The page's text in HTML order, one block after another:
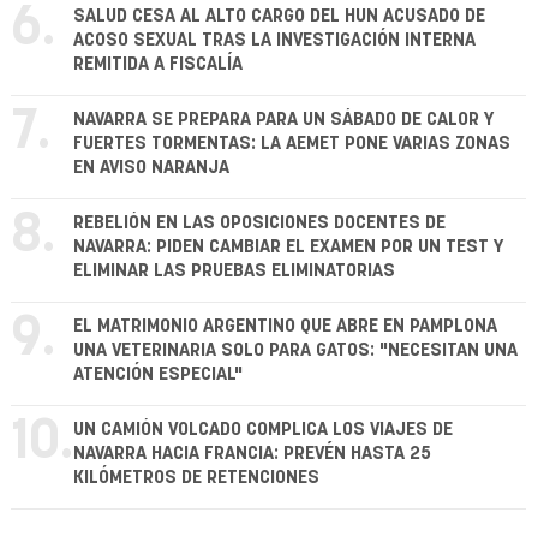
6.
SALUD CESA AL ALTO CARGO DEL HUN ACUSADO DE
ACOSO SEXUAL TRAS LA INVESTIGACIÓN INTERNA
REMITIDA A FISCALÍA
7.
NAVARRA SE PREPARA PARA UN SÁBADO DE CALOR Y
FUERTES TORMENTAS: LA AEMET PONE VARIAS ZONAS
EN AVISO NARANJA
8.
REBELIÓN EN LAS OPOSICIONES DOCENTES DE
NAVARRA: PIDEN CAMBIAR EL EXAMEN POR UN TEST Y
ELIMINAR LAS PRUEBAS ELIMINATORIAS
9.
EL MATRIMONIO ARGENTINO QUE ABRE EN PAMPLONA
UNA VETERINARIA SOLO PARA GATOS: "NECESITAN UNA
ATENCIÓN ESPECIAL"
10. UN CAMIÓN VOLCADO COMPLICA LOS VIAJES DE
NAVARRA HACIA FRANCIA: PREVÉN HASTA 25
KILÓMETROS DE RETENCIONES